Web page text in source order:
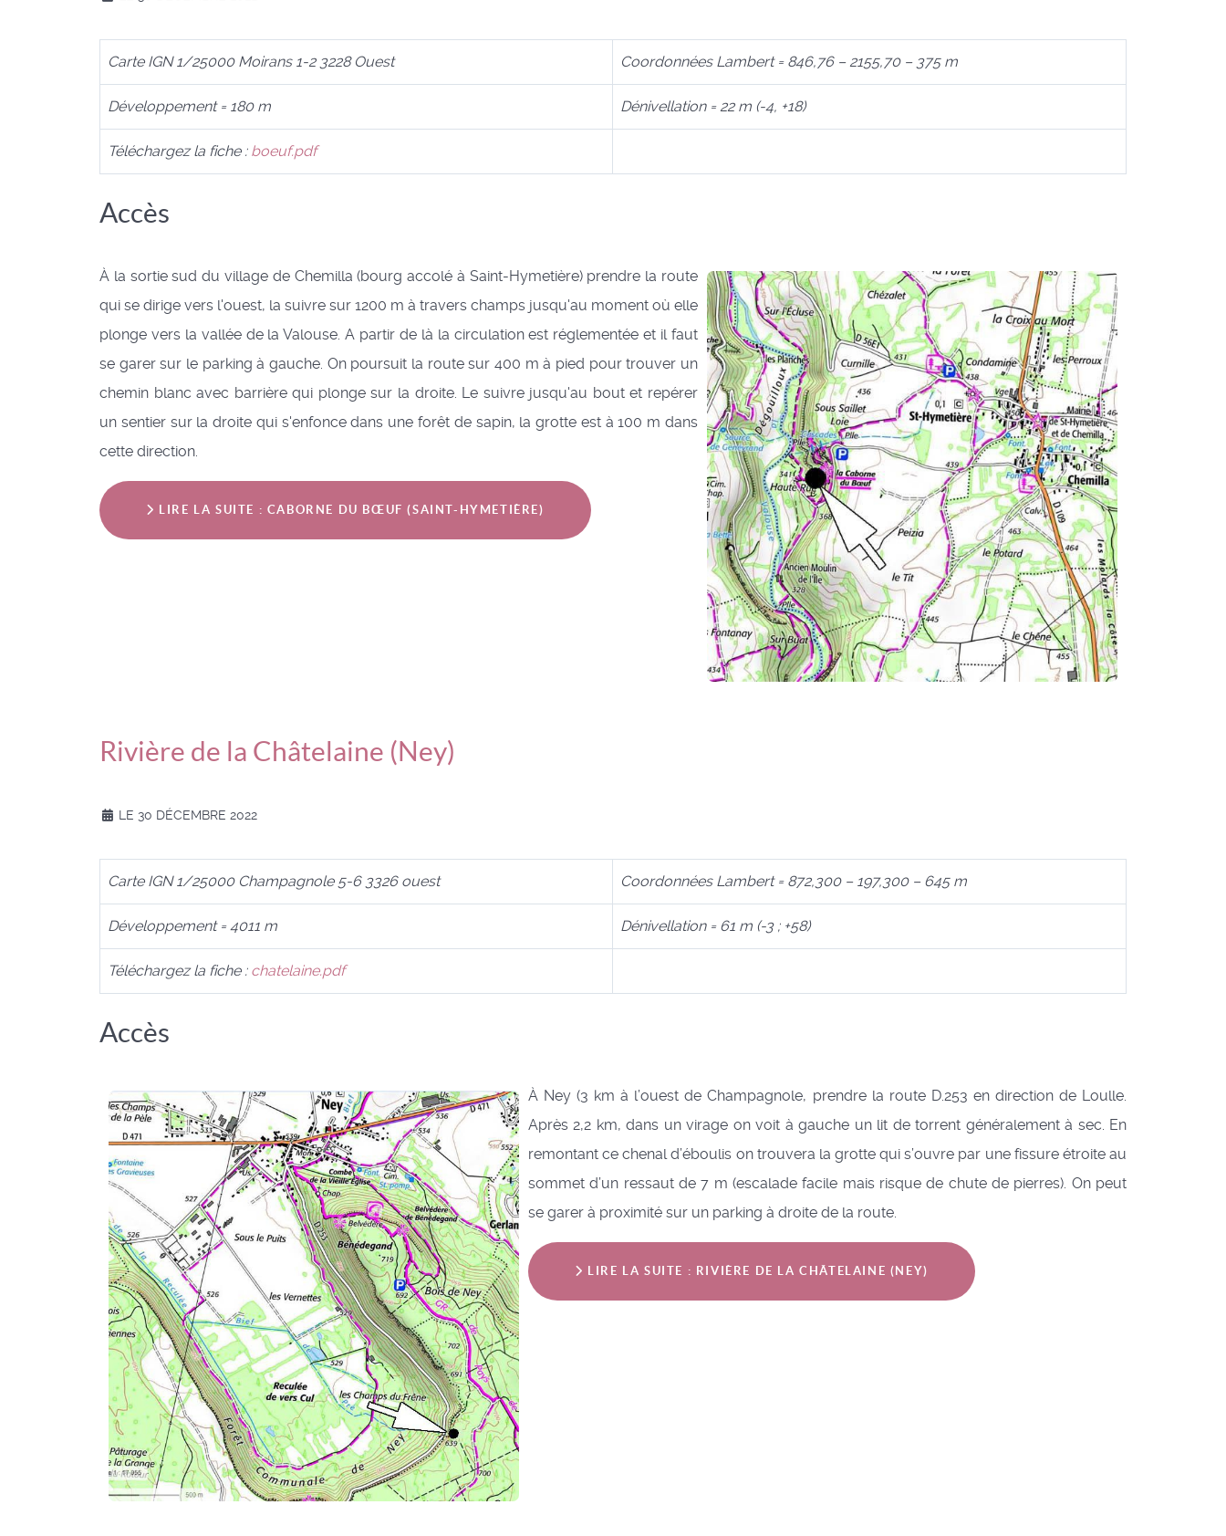
Carte IGN 1/25000 Moirans 1-2 3228 Ouest Coordonnées Lambert = 846,76 – 2155,70 – 375 m
Développement = 180 m Dénivellation = 22 m (-4, +18)
Téléchargez la fiche : boeuf.pdf
Accès
À la sortie sud du village de Chemilla (bourg accolé à Saint-Hymetière) prendre la route
qui se dirige vers l'ouest, la suivre sur 1200 m à travers champs jusqu'au moment où elle
plonge vers la vallée de la Valouse. A partir de là la circulation est réglementée et il faut
se garer sur le parking à gauche. On poursuit la route sur 400 m à pied pour trouver un
chemin blanc avec barrière qui plonge sur la droite. Le suivre jusqu'au bout et repérer
un sentier sur la droite qui s'enfonce dans une forêt de sapin, la grotte est à 100 m dans
cette direction.
LIRE LA SUITE : CABORNE DU BŒUF (SAINT-HYMETIÈRE)
Rivière de la Châtelaine (Ney)
LE 30 DÉCEMBRE 2022
Carte IGN 1/25000 Champagnole 5-6 3326 ouest Coordonnées Lambert = 872,300 – 197,300 – 645 m
Développement = 4011 m Dénivellation = 61 m (-3 ; +58)
Téléchargez la fiche : chatelaine.pdf
Accès
À Ney (3 km à l’ouest de Champagnole, prendre la route D.253 en direction de Loulle.
Après 2,2 km, dans un virage on voit à gauche un lit de torrent généralement à sec. En
remontant ce chenal d’éboulis on trouvera la grotte qui s’ouvre par une fissure étroite au
sommet d’un ressaut de 7 m (escalade facile mais risque de chute de pierres). On peut
se garer à proximité sur un parking à droite de la route.
LIRE LA SUITE : RIVIÈRE DE LA CHÂTELAINE (NEY)